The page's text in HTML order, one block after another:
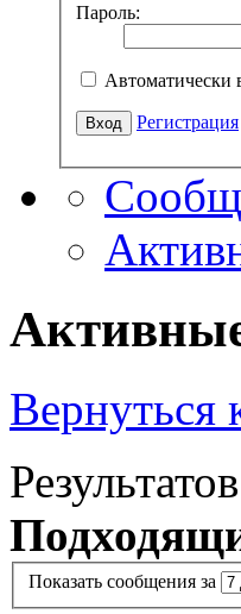
Пароль:
Автоматически
Регистрация
Вернуться
Показать сообщения за